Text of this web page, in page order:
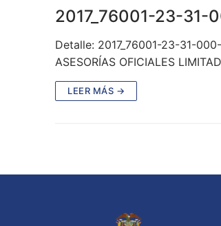
2017_76001-23-
Detalle: 2017_76001-23-31-
ASESORÍAS OFICIALES
LEER MÁS →